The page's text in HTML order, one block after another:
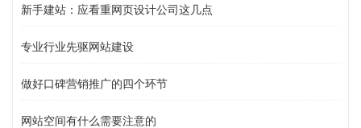
新手建站：应看重网页设计公司这几点
专业行业先驱网站建设
做好口碑营销推广的四个环节
网站空间有什么需要注意的